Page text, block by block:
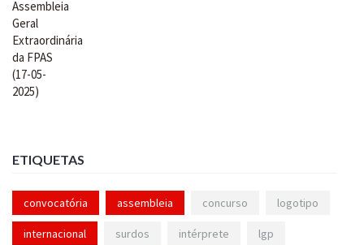
ETIQUETAS
convocatória assembleia concurso logotipo
internacional surdos intérprete lgp